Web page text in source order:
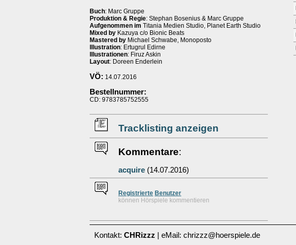
Buch: Marc Gruppe
Produktion & Regie: Stephan Bosenius & Marc Gruppe
Aufgenommen im Titania Medien Studio, Planet Earth Studio
Mixed by Kazuya c/o Bionic Beats
Mastered by Michael Schwabe, Monoposto
Illustration: Ertugrul Edirne
Illustrationen: Firuz Askin
Layout: Doreen Enderlein
VÖ: 14.07.2016
Bestellnummer:
CD: 9783785752555
Tracklisting anzeigen
Kommentare:
acquire (14.07.2016)
Registrierte Benutzer
können Hörspiele kommentieren
Kontakt: CHRizzz | eMail: chrizzz@hoerspiele.de